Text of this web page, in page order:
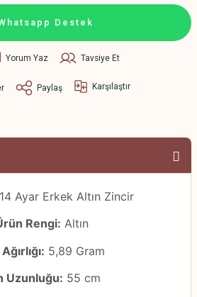
Destek
Yorum Yaz Tavsiye Et
Paylaş Karşılaştır
14 Ayar Erkek Altın Zincir
Rengi: Altın
5,89 Gram
Uzunluğu: 55 cm